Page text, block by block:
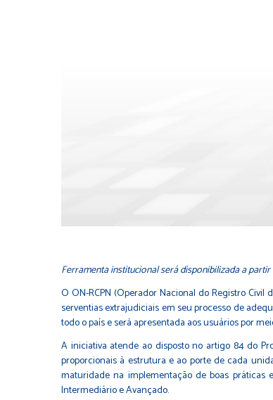
Ferramenta institucional será disponibilizada a
O ON-RCPN (Operador Nacional do Registro
serventias extrajudiciais em seu processo de
todo o país e será apresentada aos usuários por
A iniciativa atende ao disposto no artigo 84 do
proporcionais à estrutura e ao porte de cada
maturidade na implementação de boas práticas
Intermediário e Avançado.